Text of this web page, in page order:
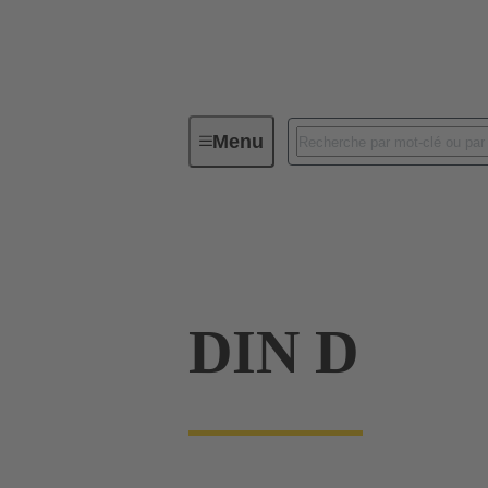
MenuConnectivité d'Equipements
DIN D